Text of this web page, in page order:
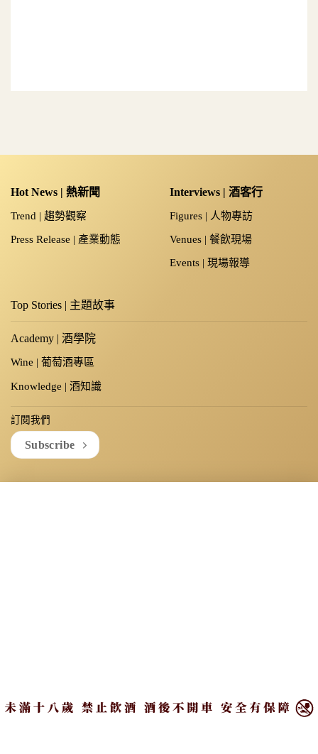
Hot News | 熱新聞
Trend | 趨勢觀察
Press Release | 產業動態
Interviews | 酒客行
Figures | 人物專訪
Venues | 餐飲現場
Events | 現場報導
Top Stories | 主題故事
Academy | 酒學院
Wine | 葡萄酒專區
Knowledge | 酒知識
訂閱我們
Subscribe